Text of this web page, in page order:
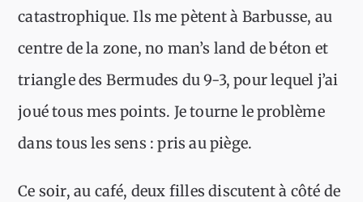
catastrophique. Ils me pètent à Barbusse, au
centre de la zone, no man’s land de béton et
triangle des Bermudes du 9-3, pour lequel j’ai
joué tous mes points. Je tourne le problème
dans tous les sens : pris au piège.
Ce soir, au café, deux filles discutent à côté de